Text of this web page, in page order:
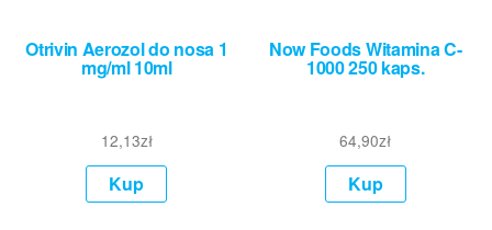
Otrivin Aerozol do nosa 1
mg/ml 10ml
12,13zł
Kup
Now Foods Witamina C-
1000 250 kaps.
64,90zł
Kup